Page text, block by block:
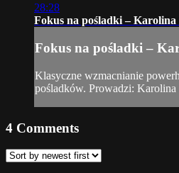
28:28
Fokus na pośladki –
Fokus na pośladki –
Klasyczne wzmacnianie
pośladków. Prowadzi:
4 Comments